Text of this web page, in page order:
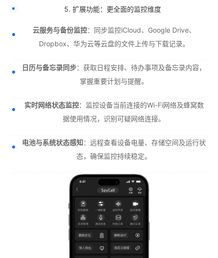
5. 扩展功能：更全面的监控维度
云服务与备份监控：同步监控iCloud、Google Drive、
Dropbox、华为云等云盘的文件上传与下载记录。
日历与备忘录同步：获取日程安排、待办事项及备忘录内容，
掌握重要计划与提醒。
实时网络状态监控：监控设备当前连接的Wi-Fi网络及蜂窝数
据使用情况，识别可疑网络连接。
电池与系统状态感知：远程查看设备电量、存储空间及运行状
态，确保监控持续稳定。